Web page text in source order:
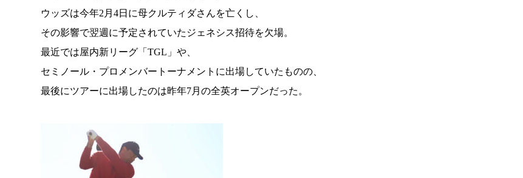
ウッズは今年2月4日に母クルティダさんを亡くし、
その影響で翌週に予定されていたジェネシス招待を欠場。
最近では屋内新リーグ「TGL」や、
セミノール・プロメンバートーナメントに出場していたものの、
最後にツアーに出場したのは昨年7月の全英オープンだった。